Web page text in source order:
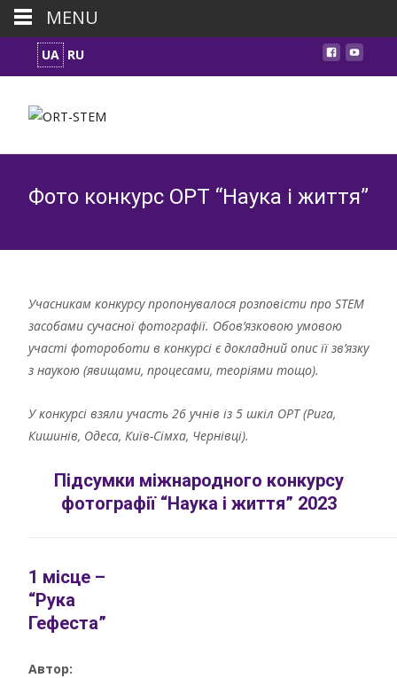
UA RU
Фото конкурс ОРТ “Наука і життя”
Учасникам конкурсу пропонувалося розповісти про STEM
засобами сучасної фотографії. Обов’язковою умовою
участі фотороботи в конкурсі є докладний опис її зв’язку
з наукою (явищами, процесами, теоріями тощо).
У конкурсі взяли участь 26 учнів із 5 шкіл ОРТ (Рига,
Кишинів, Одеса, Київ-Сімха, Чернівці).
Підсумки міжнародного конкурсу
фотографії “Наука і життя” 2023
1 місце –
“Рука
Гефеста”
Автор:
MENU